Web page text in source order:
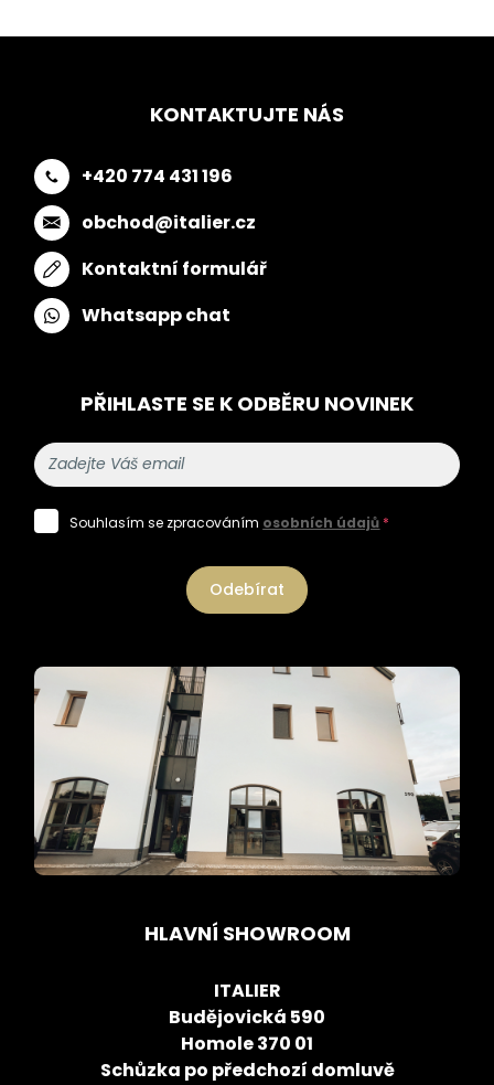
KONTAKTUJTE NÁS
+420 774 431 196
obchod@italier.cz
Kontaktní formulář
Whatsapp chat
PŘIHLASTE SE K ODBĚRU NOVINEK
Souhlasím se zpracováním osobních údajů *
Odebírat
HLAVNÍ SHOWROOM
ITALIER
Budějovická 590
Homole 370 01
Schůzka po předchozí domluvě